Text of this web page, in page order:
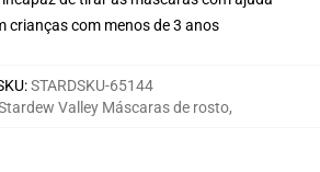
crianças com menos de 3 anos
:STARDSKU-65144
Valley Máscaras de rosto,